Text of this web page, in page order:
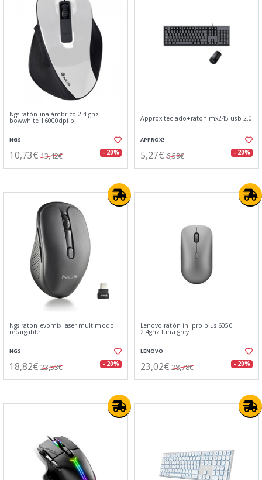
Ngs ratón inalámbrico 2.4 ghz
bowwhite 16000dpi bl
NGS
10,73€ 13,42€ - 20%
Approx teclado+raton mx245 usb 2.0
APPROX!
5,27€ 6,59€ - 20%
Ngs raton evomix laser multimodo
recargable
NGS
18,82€ 23,53€ - 20%
Lenovo ratón in. pro plus 6050
2.4ghz luna grey
LENOVO
23,02€ 28,78€ - 20%